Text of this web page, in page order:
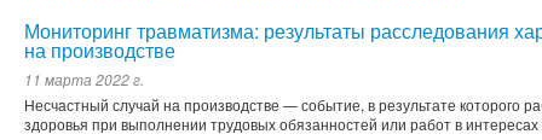
Мониторинг травматизма: результаты расследования
на производстве
11 марта 2022 г.
Несчастный случай на производстве — событие, в результате которого
здоровья при выполнении трудовых обязанностей или работ в